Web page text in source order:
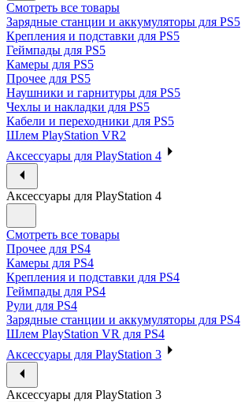
Смотреть все товары
Зарядные станции и аккумуляторы для PS5
Крепления и подставки для PS5
Геймпады для PS5
Камеры для PS5
Прочее для PS5
Наушники и гарнитуры для PS5
Чехлы и накладки для PS5
Кабели и переходники для PS5
Шлем PlayStation VR2
Аксессуары для PlayStation 4
Аксессуары для PlayStation 4
Смотреть все товары
Прочее для PS4
Камеры для PS4
Крепления и подставки для PS4
Геймпады для PS4
Рули для PS4
Зарядные станции и аккумуляторы для PS4
Шлем PlayStation VR для PS4
Аксессуары для PlayStation 3
Аксессуары для PlayStation 3